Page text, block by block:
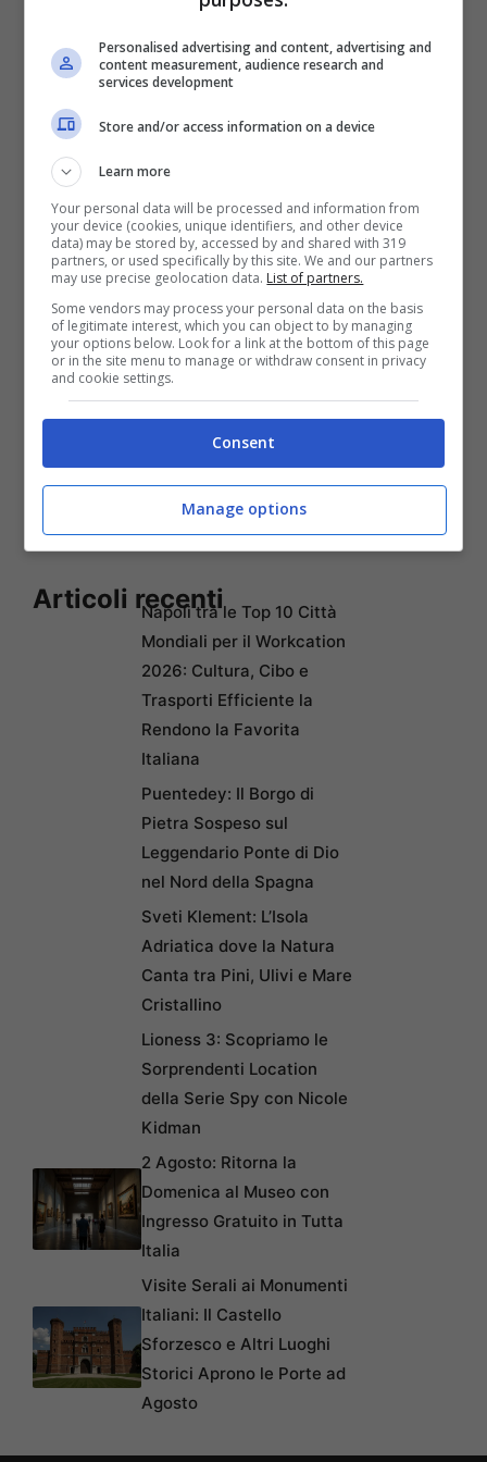
euro, in caso di 3 su 5 50 euro, in caso di 2
Come per tutti i giochi ad estrazione di
numeri anche per il Million Day si sta
diffondendo l’attenzione sui numeri
ritardatari.L’11 non esce da 35 estrazioni,
il 36 da 33 concorsi e il 52 da 30 concorsi.
DIRETTA Estrazione Million Day
1 maggio 2018
NUMERI VINCENTI: 37-12-11-7-53
Articoli recentiNapoli tra le Top 10 Città
Mondiali per il Workcation
2026: Cultura, Cibo e
Trasporti Efficiente la
Rendono la Favorita
Italiana
Puentedey: Il Borgo di
Pietra Sospeso sul
Leggendario Ponte di Dio
nel Nord della Spagna
Sveti Klement: L’Isola
Adriatica dove la Natura
Canta tra Pini, Ulivi e Mare
Cristallino
Lioness 3: Scopriamo le
Sorprendenti Location
della Serie Spy con Nicole
Kidman
2 Agosto: Ritorna la
Domenica al Museo con
Ingresso Gratuito in Tutta
Italia
Visite Serali ai Monumenti
Italiani: Il Castello
Sforzesco e Altri Luoghi
Storici Aprono le Porte ad
Agosto
Personalised advertising and content, advertising and
content measurement, audience research and
services development
Store and/or access information on a device
Learn more
Your personal data will be processed and information from
your device (cookies, unique identifiers, and other device
data) may be stored by, accessed by and shared with 319
partners, or used specifically by this site. We and our partners
may use precise geolocation data. List of partners.
Some vendors may process your personal data on the basis
of legitimate interest, which you can object to by managing
your options below. Look for a link at the bottom of this page
or in the site menu to manage or withdraw consent in privacy
and cookie settings.
Consent
Manage options